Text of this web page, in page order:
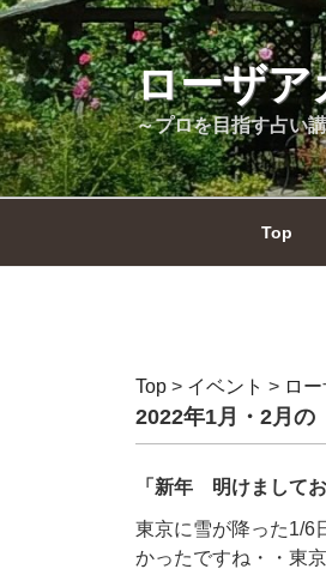
コ
ン
テ
ン
ツ
へ
ス
プ
ローザア
～プロを目指す占い
Top
Top > イベント > ロ
2022年1月・2月
「新年 明けまして
東京に雪が降った1/6
かったですね・・東